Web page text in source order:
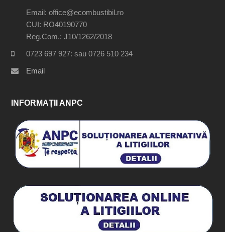
Email: office@ecombustibil.ro
CUI: RO40190770
Reg.Com.: J10/1262/2018
0723 697 927: sau 0726 510 234
Email
INFORMAȚII ANPC